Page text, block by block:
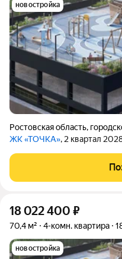
новостройка
Ростовская область,
ЖК «ТОЧКА», 2 квартал
18 022 400 ₽
70,4 м² 4-комн. квартира
новостройка